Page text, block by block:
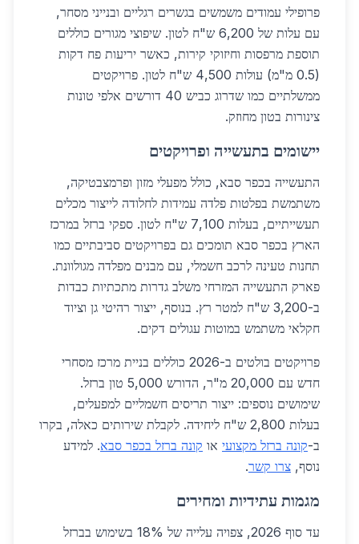
פרופילי עמודים משמשים בגשרים רגליים ובנייני מסחר,
עם עלות של 6,200 ש"ח לטון. שיפוצי מגורים כוללים
תוספת מרפסות וחיזוקי קירות, כאשר יריעות פח דקות
(0.5 מ"מ) עולות 4,500 ש"ח לטון. פרויקטים
ממשלתיים כמו שדרוג כביש 40 דורשים אלפי טונות
צינורות בטון מחוזק.
יישומים בתעשייה ופרויקטים
התעשייה בכפר סבא, כולל מפעלי מזון ופרמצבטיקה,
משתמשת בפלטות פלדה עמידות לחלודה לייצור מכלים
תעשייתיים, בעלות 7,100 ש"ח לטון. ספקי ברזל במרכז
הארץ בכפר סבא תומכים גם בפרויקטים סביבתיים כמו
תחנות טעינה לרכב חשמלי, עם מבנים מפלדה מגולוונת.
פארק התעשייה המזרחי משלב גדרות מתכתיות כבדות
ב-3,200 ש"ח למטר רץ. בנוסף, ייצור רהיטי גן וציוד
חקלאי משתמש במוטות עגולים דקים.
פרויקטים בולטים ב-2026 כוללים בניית מרכז מסחרי
חדש עם 20,000 מ"ר, הדורש 5,000 טון ברזל.
שימושים נוספים: ייצור תריסים חשמליים למפעלים,
בעלות 2,800 ש"ח ליחידה. לקבלת שירותים כאלה, בקרו
ב-קונה ברזל מקצועי או קונה ברזל בכפר סבא. למידע
נוסף, צרו קשר.
מגמות עתידיות ומחירים
עד סוף 2026, צפויה עלייה של 18% בשימוש בברזל